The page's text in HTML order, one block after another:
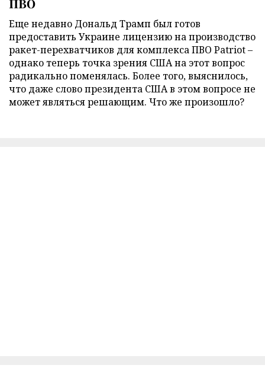
ПВО
Еще недавно Дональд Трамп был готов
предоставить Украине лицензию на производство
ракет-перехватчиков для комплекса ПВО Patriot –
однако теперь точка зрения США на этот вопрос
радикально поменялась. Более того, выяснилось,
что даже слово президента США в этом вопросе не
может являться решающим. Что же произошло?